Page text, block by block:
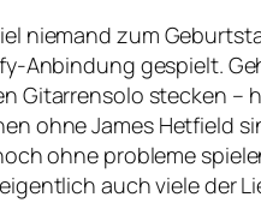
niemand zum
Anbindung gespielt.
Gitarrensolo stecken –
ohne James Hetfield
ohne probleme
auch viele der